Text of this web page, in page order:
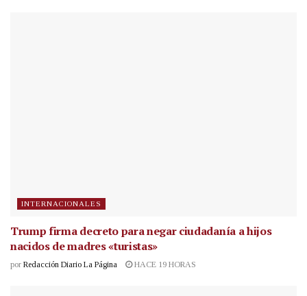
INTERNACIONALES
Trump firma decreto para negar ciudadanía a hijos
nacidos de madres «turistas»
por Redacción Diario La Página HACE 19 HORAS